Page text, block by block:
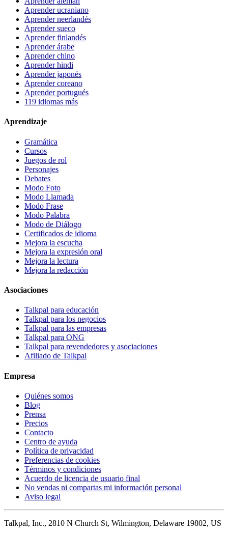
Aprender ucraniano
Aprender neerlandés
Aprender sueco
Aprender finlandés
Aprender árabe
Aprender chino
Aprender hindi
Aprender japonés
Aprender coreano
Aprender portugués
119 idiomas más
Aprendizaje
Gramática
Cursos
Juegos de rol
Personajes
Debates
Modo Foto
Modo Llamada
Modo Frase
Modo Palabra
Modo de Diálogo
Certificados de idioma
Mejora la escucha
Mejora la expresión oral
Mejora la lectura
Mejora la redacción
Asociaciones
Talkpal para educación
Talkpal para los negocios
Talkpal para las empresas
Talkpal para ONG
Talkpal para revendedores y asociaciones
Afiliado de Talkpal
Empresa
Quiénes somos
Blog
Prensa
Precios
Contacto
Centro de ayuda
Política de privacidad
Preferencias de cookies
Términos y condiciones
Acuerdo de licencia de usuario final
No vendas ni compartas mi información personal
Aviso legal
Talkpal, Inc., 2810 N Church St, Wilmington, Delaware 19802, US